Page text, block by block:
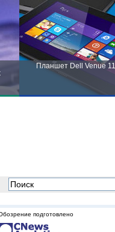
Планшет Dell Venue
подготовлено